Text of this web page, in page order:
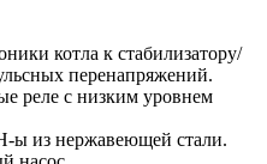
котла к стабилизатору/
перенапряжений.
реле с низким уровнем
ы из нержавеющей стали.